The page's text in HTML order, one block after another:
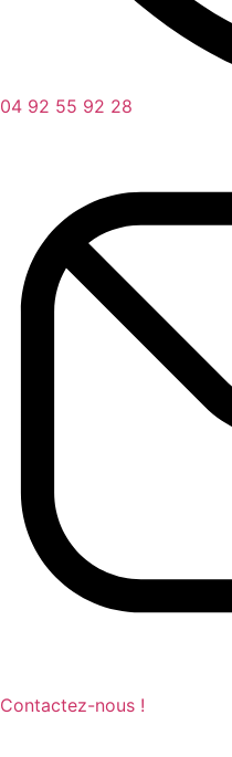
04 92 55 92 28
Contactez-nous !